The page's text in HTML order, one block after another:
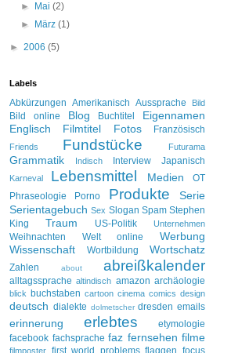
►
Mai(2)
►
März(1)
► 2006 (5)
Labels
Abkürzungen Amerikanisch Aussprache Bild
Bild online Blog Buchtitel
Eigennamen
Englisch
Filmtitel Fotos Französisch
Friends Fundstücke Futurama
Grammatik Indisch Interview Japanisch
Karneval Lebensmittel Medien
OT
Phraseologie
Porno Produkte
Serie
Serientagebuch Sex Slogan Spam Stephen
King
Traum US-Politik Unternehmen
Weihnachten Welt online
Werbung
Wissenschaft
Wortbildung Wortschatz
Zahlen about abreißkalender
alltagssprache altindisch amazon archäologie
blick buchstaben cartoon cinema comics design
deutsch dialekte dolmetscher dresden emails
erinnerung erlebtes
etymologie
facebook fachsprache faz fernsehen filme
filmposter first world problems flaggen focus